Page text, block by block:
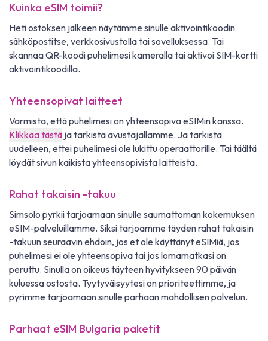
Kuinka eSIM toimii?
Heti ostoksen jälkeen näytämme sinulle aktivointikoodin
sähköpostitse, verkkosivustolla tai sovelluksessa. Tai
skannaa QR-koodi puhelimesi kameralla tai aktivoi SIM-kortti
aktivointikoodilla.
Yhteensopivat laitteet
Varmista, että puhelimesi on yhteensopiva eSIMin kanssa.
Klikkaa tästä ja tarkista avustajallamme. Ja tarkista
uudelleen, ettei puhelimesi ole lukittu operaattorille. Tai täältä
löydät sivun kaikista yhteensopivista laitteista.
Rahat takaisin -takuu
Simsolo pyrkii tarjoamaan sinulle saumattoman kokemuksen
eSIM-palveluillamme. Siksi tarjoamme täyden rahat takaisin
-takuun seuraavin ehdoin, jos et ole käyttänyt eSIMiä, jos
puhelimesi ei ole yhteensopiva tai jos lomamatkasi on
peruttu. Sinulla on oikeus täyteen hyvitykseen 90 päivän
kuluessa ostosta. Tyytyväisyytesi on prioriteettimme, ja
pyrimme tarjoamaan sinulle parhaan mahdollisen palvelun.
Parhaat eSIM Bulgaria paketit